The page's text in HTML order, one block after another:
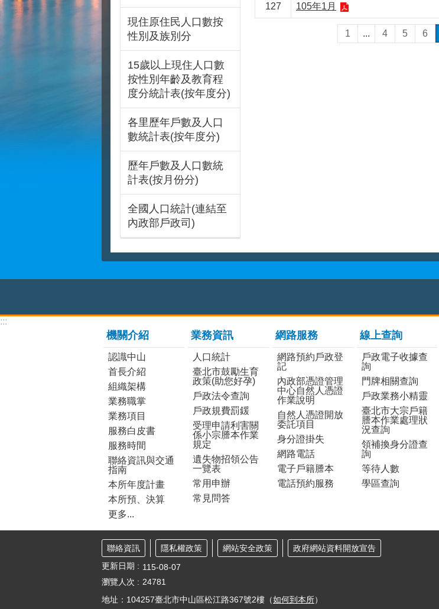
現住原住民人口數按
性別及族別分
15歲以上現住人口數
按性別年齡及教育程
度分統計表(按年度分)
各里歷年戶數及人口
數統計表(按年度分)
歷年戶數及人口數統
計表(按月份分)
全國人口統計(連結至
內政部戶政司)
127 105年1月
1 ... 4 5 6
:::
機關介紹
認識中山
首長介紹
組織架構
業務職掌
業務項目
服務白皮書
服務時間
聯絡資訊與交通
指南
本所年度計畫
本所預、決算
更多...
業務資訊
人口統計
臺北市鼓勵生育
政策(助您好孕)
戶政法令查詢
戶政規費罰鍰
受理申請利害關
係小宗謄本作業
規定
遺失物招領公告
一覽表
常用申辦
常見問答
網路服務
網路預約戶政登
記
內政部憑證管理
中心自然人憑證
作業說明
自然人憑證開放
委託項目
身分證掛失
網路電話
電子戶籍謄本
電話預約服務
線上查詢
戶政電子收據查
詢
門牌相關查詢
戶政業務小精靈
臺北市大宗戶籍
謄本作業處理狀
況查詢
領補換身分證查
詢
等待人數
學區查詢
聯絡資訊 隱私權政策 網站安全政策
政府網站資料開放宣告
更新日期
115-08-07
瀏覽人次
24781
地址：104257臺北市中山區松江路367號2樓（如何到本所）